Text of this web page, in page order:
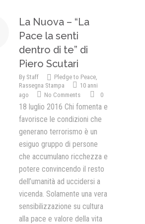
La Nuova – “La
Pace la senti
dentro di te” di
Piero Scutari
By Staff Pledge to Peace,
Rassegna Stampa
10 anni
ago
No Comments 0
18 luglio 2016 Chi fomenta e
favorisce le condizioni che
generano terrorismo è un
esiguo gruppo di persone
che accumulano ricchezza e
potere convincendo il resto
dell’umanità ad uccidersi a
vicenda. Solamente una vera
sensibilizzazione su cultura
alla pace e valore della vita